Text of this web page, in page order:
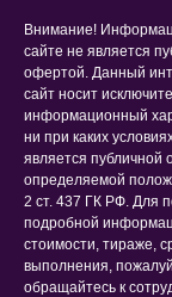
Внимание!
сайте не является
офертой. Данный
сайт носит
информационный
ни при каких
является публичной
определяемой
2 ст. 437 ГК РФ. Для
подробной
стоимости, тираже,
выполнения,
обращайтесь к